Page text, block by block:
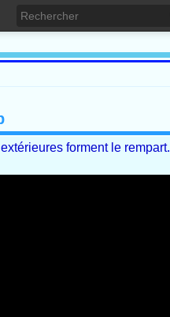
forment le rempart.